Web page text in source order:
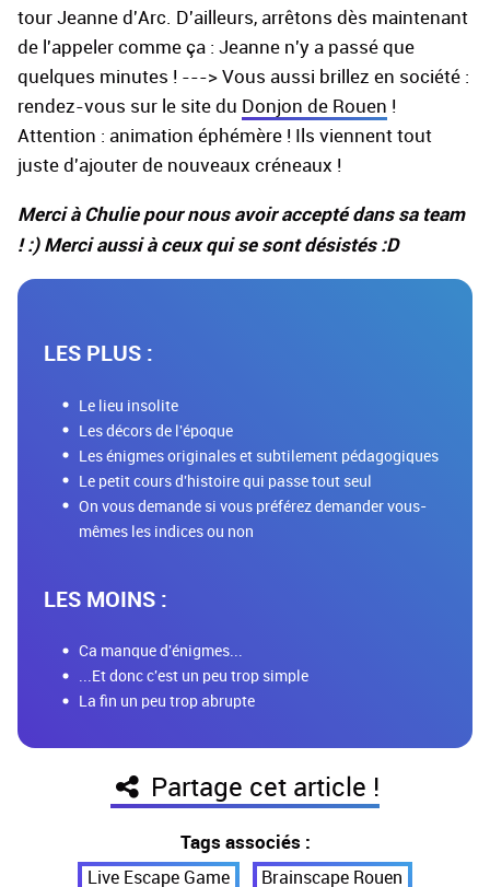
tour Jeanne d'Arc. D'ailleurs, arrêtons dès maintenant
de l'appeler comme ça : Jeanne n'y a passé que
quelques minutes ! ---> Vous aussi brillez en société :
rendez-vous sur le site du Donjon de Rouen !
Attention : animation éphémère ! Ils viennent tout
juste d'ajouter de nouveaux créneaux !
Merci à Chulie pour nous avoir accepté dans sa team
! :) Merci aussi à ceux qui se sont désistés :D
LES PLUS :
Le lieu insolite
Les décors de l'époque
Les énigmes originales et subtilement pédagogiques
Le petit cours d'histoire qui passe tout seul
On vous demande si vous préférez demander vous-
mêmes les indices ou non
LES MOINS :
Ca manque d'énigmes...
...Et donc c'est un peu trop simple
La fin un peu trop abrupte
Partage cet article !
Tags associés :
Live Escape Game Brainscape Rouen